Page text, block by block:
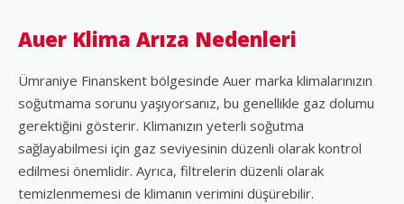
Auer Klima Arıza Nedenleri
Ümraniye Finanskent bölgesinde Auer marka klimalarınızın
soğutmama sorunu yaşıyorsanız, bu genellikle gaz dolumu
gerektiğini gösterir. Klimanızın yeterli soğutma
sağlayabilmesi için gaz seviyesinin düzenli olarak kontrol
edilmesi önemlidir. Ayrıca, filtrelerin düzenli olarak
temizlenmemesi de klimanın verimini düşürebilir.